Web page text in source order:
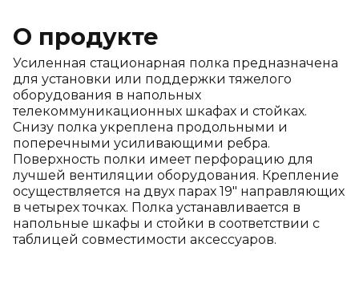
О продукте
Усиленная стационарная полка предназначена
для установки или поддержки тяжелого
оборудования в напольных
телекоммуникационных шкафах и стойках.
Снизу полка укреплена продольными и
поперечными усиливающими ребра.
Поверхность полки имеет перфорацию для
лучшей вентиляции оборудования. Крепление
осуществляется на двух парах 19" направляющих
в четырех точках. Полка устанавливается в
напольные шкафы и стойки в соответствии с
таблицей совместимости аксессуаров.